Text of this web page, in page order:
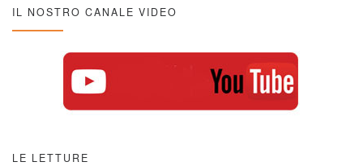
IL NOSTRO CANALE VIDEO
LE LETTURE